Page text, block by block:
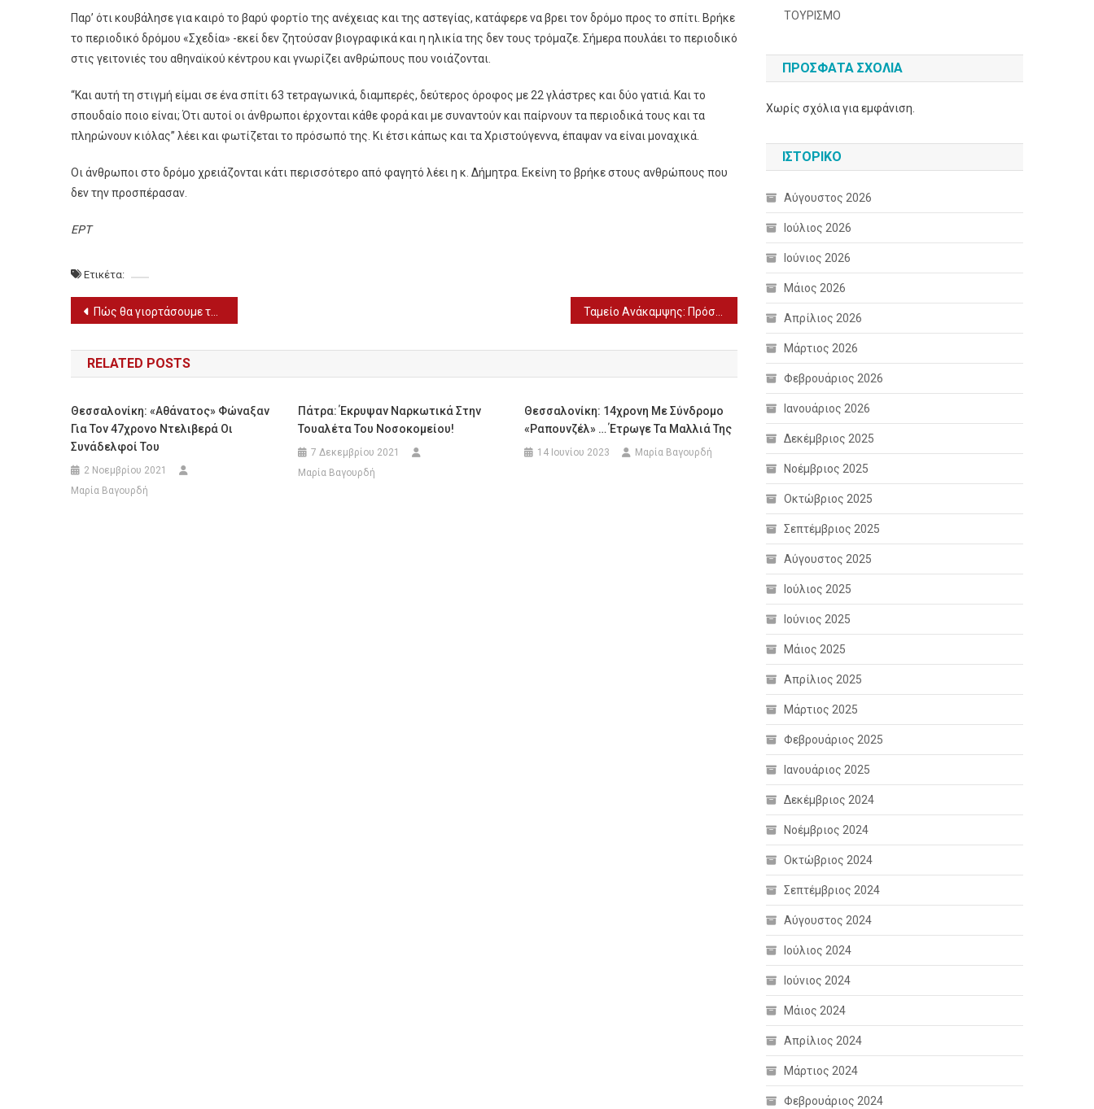
Παρ’ ότι κουβάλησε για καιρό το βαρύ φορτίο της ανέχειας και της αστεγίας, κατάφερε να βρει τον δρόμο προς το σπίτι. Βρήκε
το περιοδικό δρόμου «Σχεδία» -εκεί δεν ζητούσαν βιογραφικά και η ηλικία της δεν τους τρόμαζε. Σήμερα πουλάει το περιοδικό
στις γειτονιές του αθηναϊκού κέντρου και γνωρίζει ανθρώπους που νοιάζονται.
“Και αυτή τη στιγμή είμαι σε ένα σπίτι 63 τετραγωνικά, διαμπερές, δεύτερος όροφος με 22 γλάστρες και δύο γατιά. Και το
σπουδαίο ποιο είναι; Ότι αυτοί οι άνθρωποι έρχονται κάθε φορά και με συναντούν και παίρνουν τα περιοδικά τους και τα
πληρώνουν κιόλας” λέει και φωτίζεται το πρόσωπό της. Κι έτσι κάπως και τα Χριστούγεννα, έπαψαν να είναι μοναχικά.
Οι άνθρωποι στο δρόμο χρειάζονται κάτι περισσότερο από φαγητό λέει η κ. Δήμητρα. Εκείνη το βρήκε στους ανθρώπους που
δεν την προσπέρασαν.
ΕΡΤ
Ετικέτα:
Πλοήγηση
άρθρων
Πώς θα γιορτάσουμε την αλλαγή του χρόνου Ταμείο Ανάκαμψης: Πρόσκληση για τη δημιουργία Καταλόγου-Μητρώου Αξιολογητών των επενδυτικών σχεδίων
RELATED POSTS
Θεσσαλονίκη: «Αθάνατος» Φώναξαν
Για Τον 47χρονο Ντελιβερά Οι
Συνάδελφοί Του
2 Νοεμβρίου 2021
Μαρία Βαγουρδή
Πάτρα: Έκρυψαν Ναρκωτικά Στην
Τουαλέτα Του Νοσοκομείου!
7 Δεκεμβρίου 2021
Μαρία Βαγουρδή
Θεσσαλονίκη: 14χρονη Με Σύνδρομο
«Ραπουνζέλ» … Έτρωγε Τα Μαλλιά Της
14 Ιουνίου 2023 Μαρία Βαγουρδή
ΤΟΥΡΙΣΜΟ
ΠΡΌΣΦΑΤΑ ΣΧΌΛΙΑ
Χωρίς σχόλια για εμφάνιση.
ΙΣΤΟΡΙΚΌ
Αύγουστος 2026
Ιούλιος 2026
Ιούνιος 2026
Μάιος 2026
Απρίλιος 2026
Μάρτιος 2026
Φεβρουάριος 2026
Ιανουάριος 2026
Δεκέμβριος 2025
Νοέμβριος 2025
Οκτώβριος 2025
Σεπτέμβριος 2025
Αύγουστος 2025
Ιούλιος 2025
Ιούνιος 2025
Μάιος 2025
Απρίλιος 2025
Μάρτιος 2025
Φεβρουάριος 2025
Ιανουάριος 2025
Δεκέμβριος 2024
Νοέμβριος 2024
Οκτώβριος 2024
Σεπτέμβριος 2024
Αύγουστος 2024
Ιούλιος 2024
Ιούνιος 2024
Μάιος 2024
Απρίλιος 2024
Μάρτιος 2024
Φεβρουάριος 2024